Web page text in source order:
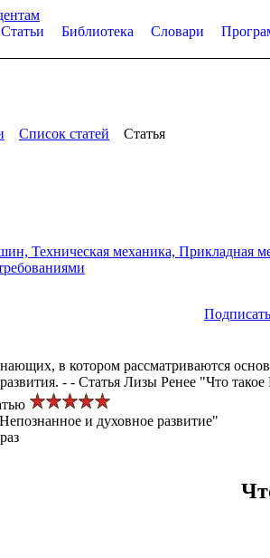
Статьи Библиотека Словари
Список статей Статья
Техническая механика, Прикладная
в котором рассматриваются
- - Статья Лизы Ренее "Что такое
и духовное развитие"